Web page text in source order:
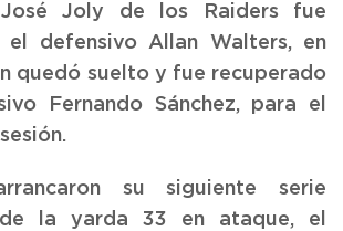
José Joly de los Raiders fue
defensivo Allan Walters, en
quedó suelto y fue recuperado
Fernando Sánchez, para el
su siguiente serie
la yarda 33 en ataque, el